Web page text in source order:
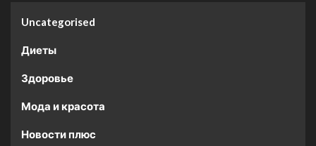
Uncategorised
Диеты
Здоровье
Мода и красота
Новости плюс